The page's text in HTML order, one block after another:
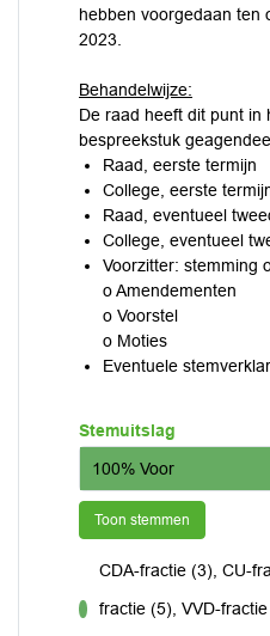
hebben voorgedaan ten
2023.
Behandelwijze:
De raad heeft dit punt in
bespreekstuk
Raad, eerste termijn
College, eerste
Raad, eventueel
College, eventueel
Voorzitter: stemming
o Amendementen
o Voorstel
o Moties
Eventuele
Stemuitslag
100% Voor
Toon stemmen
CDA-fractie (3), CU-
fractie (5), VVD-